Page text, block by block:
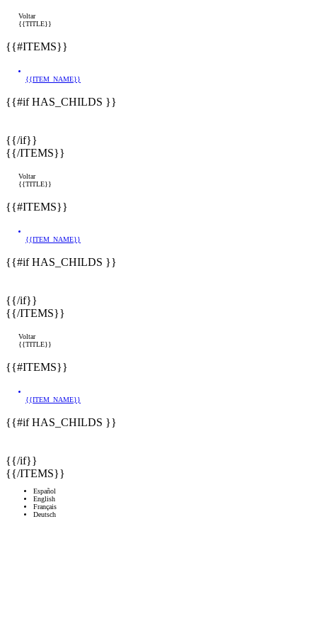
Voltar
{{TITLE}}
{{#ITEMS}}
{{ITEM_NAME}}
{{#if HAS_CHILDS }}
{{/if}}
{{/ITEMS}}
Voltar
{{TITLE}}
{{#ITEMS}}
{{ITEM_NAME}}
{{#if HAS_CHILDS }}
{{/if}}
{{/ITEMS}}
Voltar
{{TITLE}}
{{#ITEMS}}
{{ITEM_NAME}}
{{#if HAS_CHILDS }}
{{/if}}
{{/ITEMS}}
Español
English
Français
Deutsch